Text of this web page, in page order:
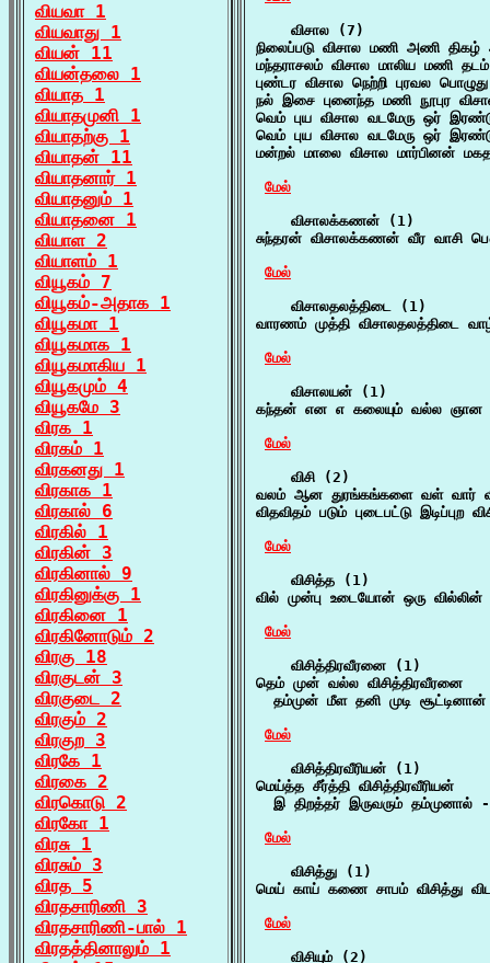
வியவா 1
வியவாது 1
வியன் 11
வியன்தலை 1
வியாத 1
வியாதமுனி 1
வியாதற்கு 1
வியாதன் 11
வியாதனார் 1
வியாதனும் 1
வியாதனை 1
வியாள 2
வியாளம் 1
வியூகம் 7
வியூகம்-அதாக 1
வியூகமா 1
வியூகமாக 1
வியூகமாகிய 1
வியூகமும் 4
வியூகமே 3
விரக 1
விரகம் 1
விரகனது 1
விரகாக 1
விரகால் 6
விரகில் 1
விரகின் 3
விரகினால் 9
விரகினுக்கு 1
விரகினை 1
விரகினோடும் 2
விரகு 18
விரகுடன் 3
விரகுடை 2
விரகும் 2
விரகுற 3
விரகே 1
விரகை 2
விரகொடு 2
விரகோ 1
விரசு 1
விரசும் 3
விரத 5
விரதசாரிணி 3
விரதசாரிணி-பால் 1
விரதத்தினாலும் 1
    விசால (7)
நிலைப்படு விசால மணி அணி திகழ்
மந்தராசலம் விசால மாலிய மணி
புண்டர விசால நெற்றி புரவல
நல் இசை புனைந்த மணி நூபுர
வெம் புய விசால வடமேரு ஒர்
வெம் புய விசால வடமேரு ஒர்
மன்றல் மாலை விசால மார்பினன்
மேல்
    விசாலக்கணன் (1)
சுந்தரன் விசாலக்கணன் வீர வாசி
மேல்
    விசாலதலத்திடை (1)
வாரணம் முத்தி விசாலதலத்திடை
மேல்
    விசாலயன் (1)
கந்தன் என எ கலையும் வல்ல ஞான
மேல்
    விசி (2)
வலம் ஆன துரங்கங்களை வள் வார்
விதவிதம் படும் புடைபட்டு இடிப்புற
மேல்
    விசித்த (1)
வில் முன்பு உடையோன் ஒரு
மேல்
    விசித்திரவீரனை (1)
தெம் முன் வல்ல விசித்திரவீரனை
தம்முன் மீள தனி முடி சூட்டினான்
மேல்
    விசித்திரவீரியன் (1)
மெய்த்த சீர்த்தி விசித்திரவீரியன்
இ திறத்தர் இருவரும் தம்முனால் -
மேல்
    விசித்து (1)
மெய் காய் கணை சாபம் விசித்து
மேல்
    விசியும் (2)